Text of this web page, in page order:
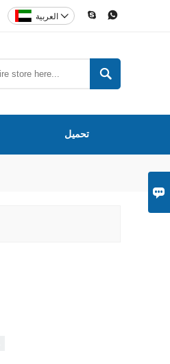

  العربية 

تحميل